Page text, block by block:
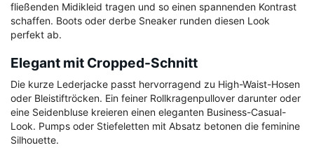
fließenden Midikleid tragen und so einen spannenden Kontrast
schaffen. Boots oder derbe Sneaker runden diesen Look
perfekt ab.
Elegant mit Cropped-Schnitt
Die kurze Lederjacke passt hervorragend zu High-Waist-Hosen
oder Bleistiftröcken. Ein feiner Rollkragenpullover darunter oder
eine Seidenbluse kreieren einen eleganten Business-Casual-
Look. Pumps oder Stiefeletten mit Absatz betonen die feminine
Silhouette.